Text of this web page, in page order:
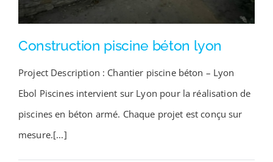
Construction piscine béton lyon
Project Description : Chantier piscine béton – Lyon
Ebol Piscines intervient sur Lyon pour la réalisation de
piscines en béton armé. Chaque projet est conçu sur
mesure.[...]